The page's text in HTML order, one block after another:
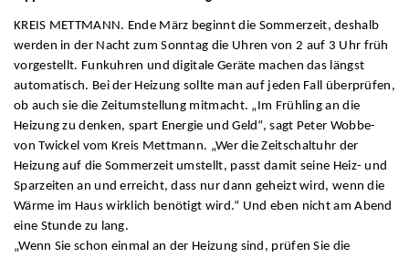
KREIS METTMANN. Ende März beginnt die Sommerzeit, deshalb
werden in der Nacht zum Sonntag die Uhren von 2 auf 3 Uhr früh
vorgestellt. Funkuhren und digitale Geräte machen das längst
automatisch. Bei der Heizung sollte man auf jeden Fall überprüfen,
ob auch sie die Zeitumstellung mitmacht. „Im Frühling an die
Heizung zu denken, spart Energie und Geld“, sagt Peter Wobbe-
von Twickel vom Kreis Mettmann. „Wer die Zeitschaltuhr der
Heizung auf die Sommerzeit umstellt, passt damit seine Heiz- und
Sparzeiten an und erreicht, dass nur dann geheizt wird, wenn die
Wärme im Haus wirklich benötigt wird.“ Und eben nicht am Abend
eine Stunde zu lang.
„Wenn Sie schon einmal an der Heizung sind, prüfen Sie die